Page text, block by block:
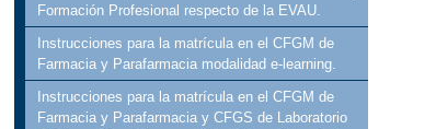
Formación Profesional respecto de la EVAU.
Instrucciones para la matrícula en el CFGM de
Farmacia y Parafarmacia modalidad e-learning.
Instrucciones para la matrícula en el CFGM de
Farmacia y Parafarmacia y CFGS de Laboratorio